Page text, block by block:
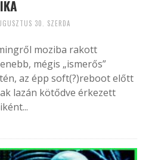
30. SZERDA
moziba rakott
mégis „ismerős”
az épp soft(?)reboot előtt
lazán kötődve érkezett